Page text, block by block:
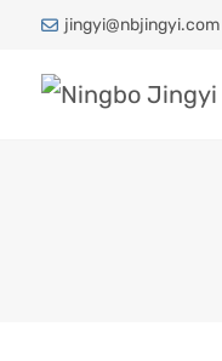
jingyi@nbjingyi.com